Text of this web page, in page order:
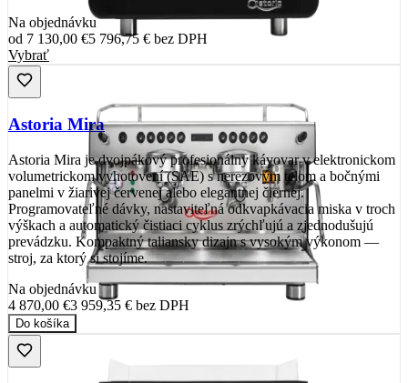
Na objednávku
od 7 130,00 €5 796,75 € bez DPH
Vybrať
Astoria Mira
Astoria Mira je dvojpákový profesionálny kávovar v elektronickom
volumetrickom vyhotovení (SAE) s nerezovým telom a bočnými
panelmi v žiarivej červenej alebo elegantnej čiernej.
Programovateľné dávky, nastaviteľná odkvapkávacia miska v troch
výškach a automatický čistiaci cyklus zrýchľujú a zjednodušujú
prevádzku. Kompaktný taliansky dizajn s vysokým výkonom —
stroj, za ktorý si stojíme.
Na objednávku
4 870,00 €3 959,35 € bez DPH
Do košíka